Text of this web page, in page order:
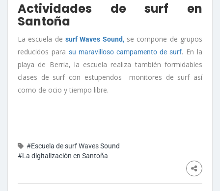
Actividades de surf en
Santoña
La escuela de surf Waves Sound,se compone de grupos
reducidos para su maravilloso campamento de surf. En la
playa de Berria, la escuela realiza también formidables
clases de surf con estupendos monitores de surf así
como de ocio y tiempo libre.
#Escuela de surf Waves Sound
#La digitalización en Santoña